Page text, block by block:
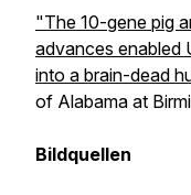
"The 10-gene pig
advances enabled
into a brain-dead
of Alabama at
Bildquellen